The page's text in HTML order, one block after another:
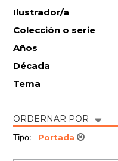
Ilustrador/a
Colección o serie
Años
Década
Tema
ORDERNAR POR
Tipo: Portada